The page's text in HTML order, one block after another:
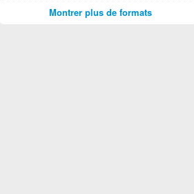
Montrer plus de formats